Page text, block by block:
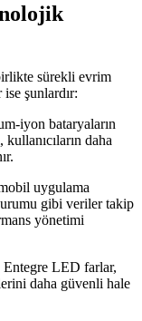
sürekli evrim
şunlardır:
iyon bataryaların
daha
uygulama
gibi veriler takip
yönetimi
Entegre LED farlar,
daha güvenli hale